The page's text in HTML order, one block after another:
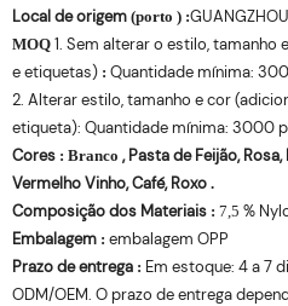
Local de origem (porto ) :GUANGZHOU
MOQ 1. Sem alterar o estilo,
e etiquetas) : Quantidade mínima:
2. Alterar estilo, tamanho e cor
etiqueta): Quantidade mínima: 3000
Cores : Branco , Pasta de Feijão, Rosa,
Vermelho Vinho, Café, Roxo .
Composição dos Materiais : 7,5 %
Embalagem : embalagem OPP
Prazo de entrega : Em estoque: 4 a 7
ODM/OEM. O prazo de entrega